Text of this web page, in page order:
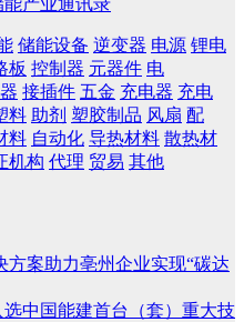
储能设备 逆变器 电源 锂电
板 控制器 元器件 电
接插件 五金 充电器 充电
料 助剂 塑胶制品 风扇 配
料 自动化 导热材料 散热材
机构 代理 贸易 其他
案助力亳州企业实现“碳达
中国能建首台（套）重大技